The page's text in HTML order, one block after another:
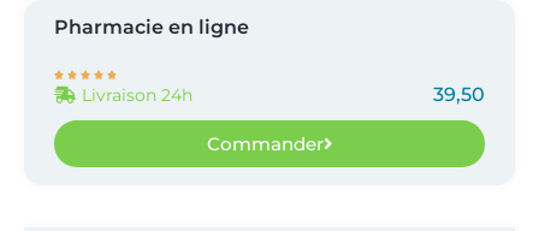
Pharmacie en ligne
    
Livraison 24h 39,50
Commander